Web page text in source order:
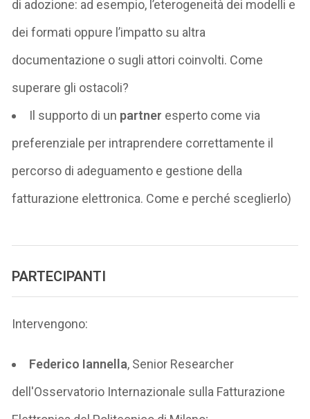
di adozione: ad esempio, l’eterogeneità dei modelli e
dei formati oppure l’impatto su altra
documentazione o sugli attori coinvolti. Come
superare gli ostacoli?
Il supporto di un partner esperto come via
preferenziale per intraprendere correttamente il
percorso di adeguamento e gestione della
fatturazione elettronica. Come e perché sceglierlo)
PARTECIPANTI
Intervengono:
Federico Iannella, Senior Researcher
dell'Osservatorio Internazionale sulla Fatturazione